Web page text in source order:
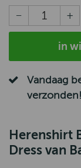
in
Vandaag
verzonden!
Herenshirt
Dress van